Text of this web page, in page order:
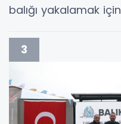
balığı yakalamak
3